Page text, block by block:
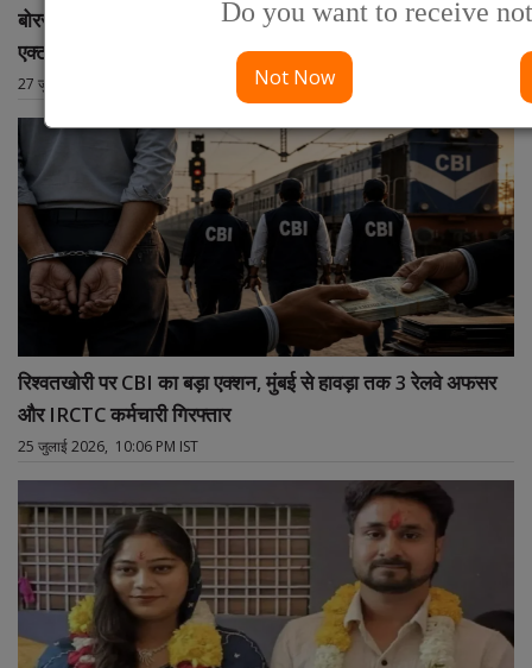
बोरसी एडॉप्शन सेंटर में नाबालिग से कथित अश्लील हरकत, POCSO
एक्ट में डॉक्टर गिरफ्तार
27 जुलाई 2026, 04:19 PM IST
रिश्वतखोरी पर CBI का बड़ा एक्शन, मुंबई से हावड़ा तक 3 रेलवे अफसर
और IRCTC कर्मचारी गिरफ्तार
25 जुलाई 2026, 10:06 PM IST
Do you want to receive
Not Now